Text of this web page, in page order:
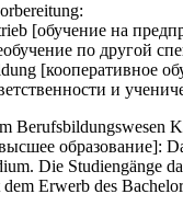
[обучение на
по другой
[кооперативное
и
Berufsbildungswesen
образование]:
Die Studiengänge
dem Erwerb des